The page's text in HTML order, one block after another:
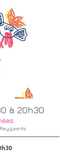
à 20h30